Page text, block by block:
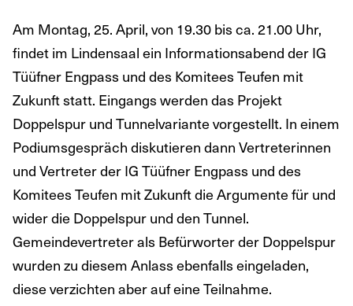
Am Montag, 25. April, von 19.30 bis ca. 21.00 Uhr,
findet im Lindensaal ein Informationsabend der IG
Tüüfner Engpass und des Komitees Teufen mit
Zukunft statt. Eingangs werden das Projekt
Doppelspur und Tunnelvariante vorgestellt. In einem
Podiumsgespräch diskutieren dann Vertreterinnen
und Vertreter der IG Tüüfner Engpass und des
Komitees Teufen mit Zukunft die Argumente für und
wider die Doppelspur und den Tunnel.
Gemeindevertreter als Befürworter der Doppelspur
wurden zu diesem Anlass ebenfalls eingeladen,
diese verzichten aber auf eine Teilnahme.